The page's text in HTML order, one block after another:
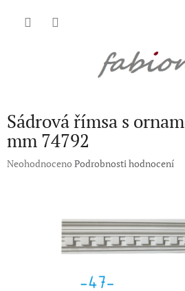
Sádrová římsa s
mm 74792
Průměrné
Neohodnoceno Podrobnosti hodnocení